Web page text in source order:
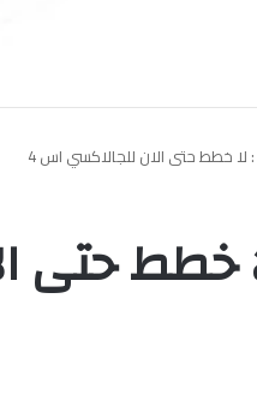
خطط حتى الان للجالاكسي اس 4
حتى